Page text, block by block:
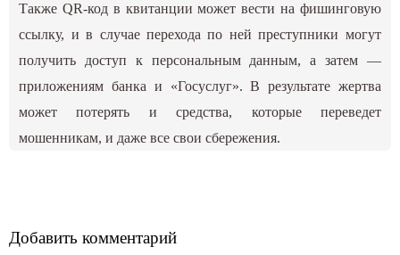
Также QR-код в квитанции может вести на фишинговую
ссылку, и в случае перехода по ней преступники могут
получить доступ к персональным данным, а затем —
приложениям банка и «Госуслуг». В результате жертва
может потерять и средства, которые переведет
мошенникам, и даже все свои сбережения.
Добавить комментарий